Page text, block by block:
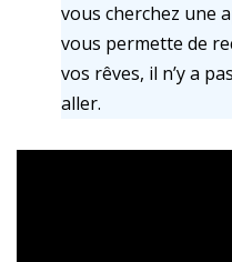
vous cherchez une
vous permette de
vos rêves, il n’y a
aller.